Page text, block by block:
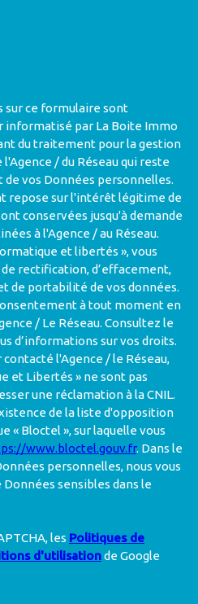
sur ce formulaire sont
informatisé par La Boite Immo
du traitement pour la gestion
/ du Réseau qui reste
vos Données personnelles.
repose sur l'intérêt légitime de
conservées jusqu'à demande
à l'Agence / au Réseau.
et libertés », vous
de rectification, d’effacement,
de portabilité de vos données.
à tout moment en
/ Le Réseau. Consultez le
d’informations sur vos droits.
l'Agence / le Réseau,
et Libertés » ne sont pas
une réclamation à la CNIL.
de la liste d'opposition
« Bloctel », sur laquelle vous
www.bloctel.gouv.fr. Dans le
personnelles, nous vous
sensibles dans le
les Politiques de
d'utilisationde Google